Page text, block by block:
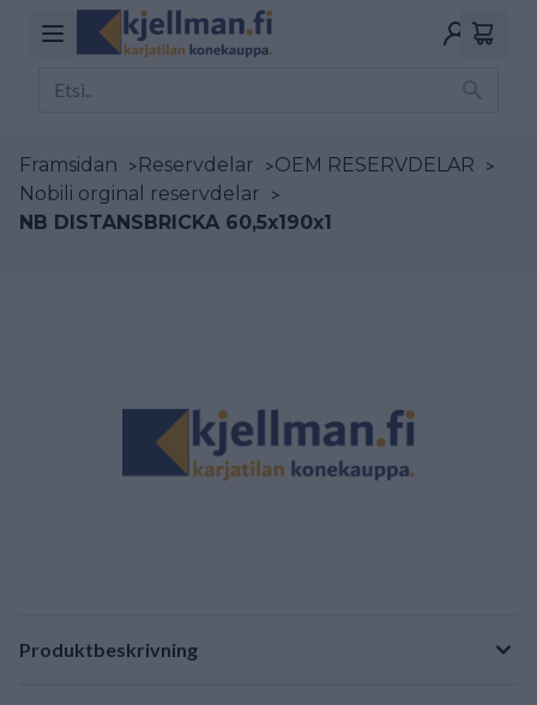
Framsidan >Reservdelar >OEM RESERVDELAR >
Nobili orginal reservdelar >
NB DISTANSBRICKA 60,5x190x1
Produktbeskrivning